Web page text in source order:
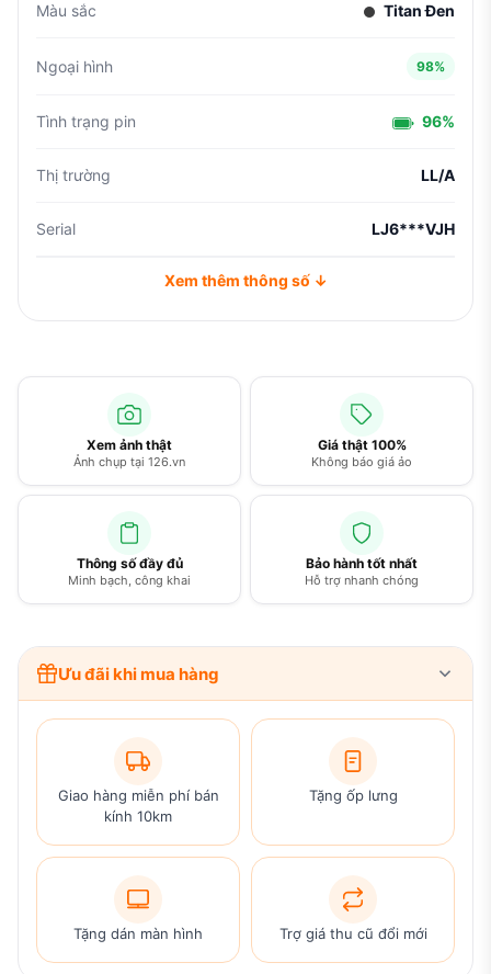
Xem ảnh thật
Ảnh chụp tại 126.vn
Giá thật 100%
Không báo giá ảo
Thông số đầy đủ
Minh bạch, công khai
Bảo hành tốt nhất
Hỗ trợ nhanh chóng
Màu sắc Titan Đen
Ngoại hình 98%
Tình trạng pin 96%
Thị trường LL/A
Serial LJ6***VJH
Xem thêm thông số ↓
Ưu đãi khi mua hàng
Giao hàng miễn phí bán
kính 10km
Tặng ốp lưng
Tặng dán màn hình Trợ giá thu cũ đổi mới